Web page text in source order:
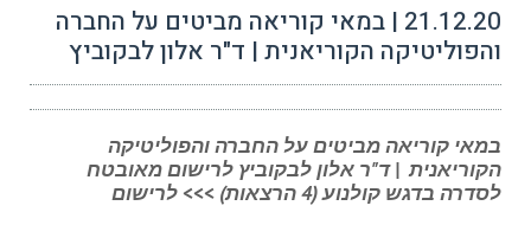
21.12.20 | במאי קוריאה מביטים על החברה
והפוליטיקה הקוריאנית | ד"ר אלון לבקוביץ
במאי קוריאה מביטים על החברה והפוליטיקה
הקוריאנית | ד"ר אלון לבקוביץ לרישום מאובטח
לסדרה בדגש קולנוע (4 הרצאות) >>> לרישום